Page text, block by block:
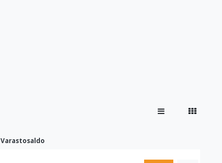
Varastosaldo